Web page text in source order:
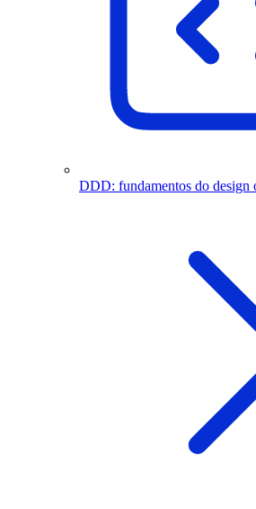
DDD: fundamentos do design